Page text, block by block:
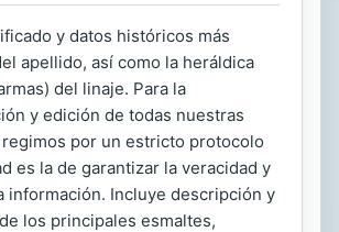
y datos históricos más
apellido, así como la heráldica
del linaje. Para la
y edición de todas nuestras
regimos por un estricto protocolo
es la de garantizar la veracidad y
información. Incluye descripción y
los principales esmaltes,